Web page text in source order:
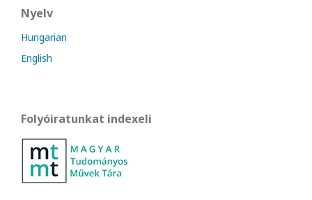
Nyelv
Hungarian
English
Folyóiratunkat indexeli